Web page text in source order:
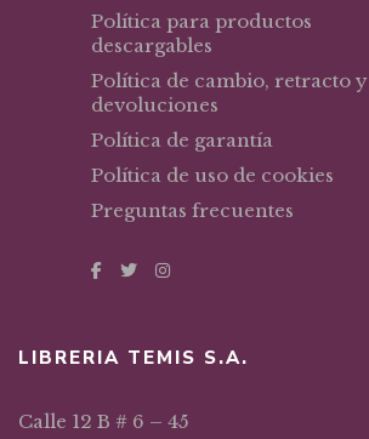
Política para productos
descargables
Política de cambio, retracto y
devoluciones
Política de garantía
Política de uso de cookies
Preguntas frecuentes
LIBRERIA TEMIS S.A.
Calle 12 B # 6 – 45